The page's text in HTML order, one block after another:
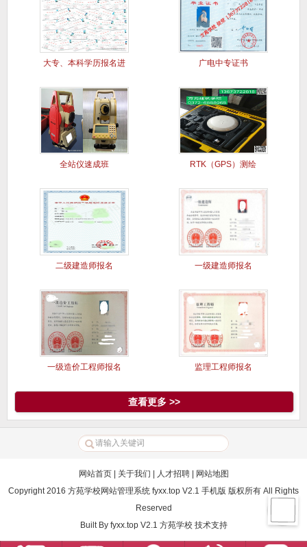
大专、本科学历报名进 广电中专证书
全站仪速成班 RTK（GPS）测绘
二级建造师报名 一级建造师报名
一级造价工程师报名 监理工程师报名
查看更多 >>
网站首页| 关于我们 人才招聘|
网站地图
Copyright 2016 方苑学校网站管理系统 fyxx.top V2.1 手机版 版权所有 All Rights
Reserved
Built By fyxx.top V2.1 方苑学校技术支持